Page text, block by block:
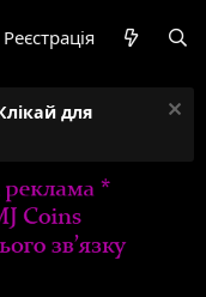
Реєстрація
для